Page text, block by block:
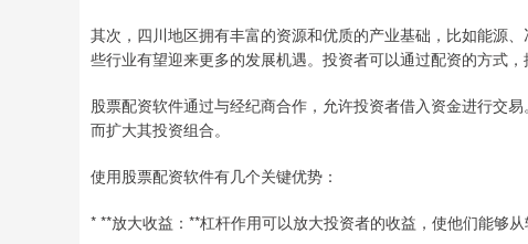
其次，四川地区拥有丰富的资源和优质的产业基础，比如能源
些行业有望迎来更多的发展机遇。投资者可以通过配资的方式，
股票配资软件通过与经纪商合作，允许投资者借入资金进行交
而扩大其投资组合。
使用股票配资软件有几个关键优势：
* **放大收益：**杠杆作用可以放大投资者的收益，使他们能够从